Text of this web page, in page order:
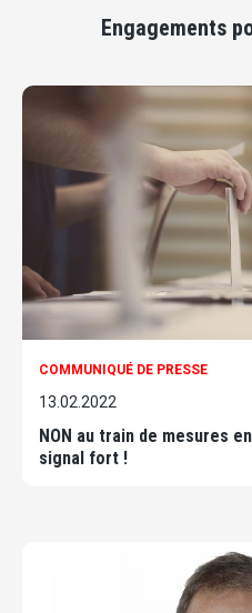
Engagements
COMMUNIQUÉ DE PRESSE
13.02.2022
NON au train de mesures
signal fort !